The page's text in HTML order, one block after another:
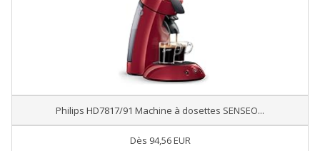
Philips HD7817/91 Machine à dosettes SENSEO...
Dès 94,56 EUR